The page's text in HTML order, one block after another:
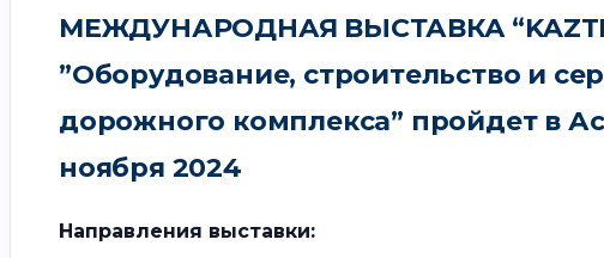
МЕЖДУНАРОДНАЯ ВЫСТАВКА
”Оборудование, строительство и
дорожного комплекса” пройдет в
ноября 2024
Направления выставки: